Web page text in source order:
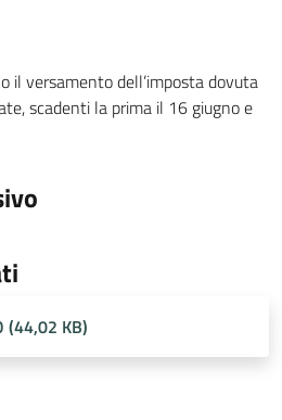
il versamento dell’imposta dovuta
scadenti la prima il 16 giugno e
(44,02 KB)